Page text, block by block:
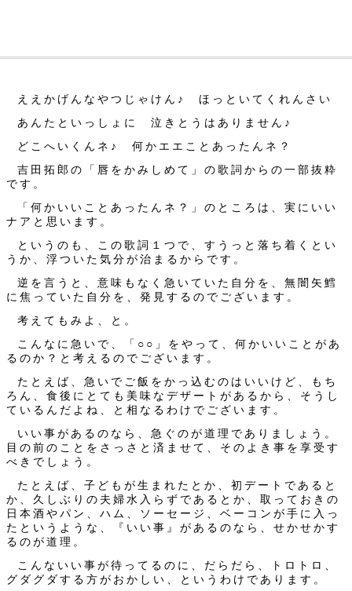
ええかげんなやつじゃけん♪ ほっといてくれんさい
あんたといっしょに 泣きとうはありません♪
どこへいくんネ♪ 何かエエことあったんネ？
吉田拓郎の「唇をかみしめて」の歌詞からの一部抜粋
です。
「何かいいことあったんネ？」のところは、実にいい
ナアと思います。
というのも、この歌詞１つで、すうっと落ち着くとい
うか、浮ついた気分が治まるからです。
逆を言うと、意味もなく急いていた自分を、無闇矢鱈
に焦っていた自分を、発見するのでございます。
考えてもみよ、と。
こんなに急いで、「○○」をやって、何かいいことがあ
るのか？と考えるのでございます。
たとえば、急いでご飯をかっ込むのはいいけど、もち
ろん、食後にとても美味なデザートがあるから、そうし
ているんだよね、と相なるわけでございます。
いい事があるのなら、急ぐのが道理でありましょう。
目の前のことをさっさと済ませて、そのよき事を享受す
べきでしょう。
たとえば、子どもが生まれたとか、初デートであると
か、久しぶりの夫婦水入らずであるとか、取っておきの
日本酒やパン、ハム、ソーセージ、ベーコンが手に入っ
たというような、『いい事』があるのなら、せかせかす
るのが道理。
こんないい事が待ってるのに、だらだら、トロトロ、
グダグダする方がおかしい、というわけであります。